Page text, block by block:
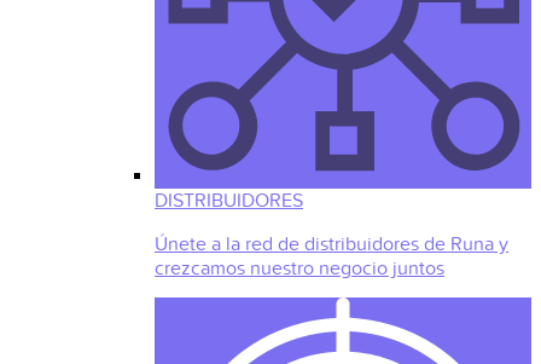
DISTRIBUIDORES
Únete a la red de distribuidores de Runa y
crezcamos nuestro negocio juntos